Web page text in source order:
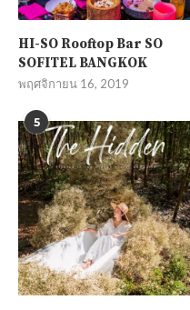
HI-SO Rooftop Bar SO
SOFITEL BANGKOK
พฤศจิกายน 16, 2019
5